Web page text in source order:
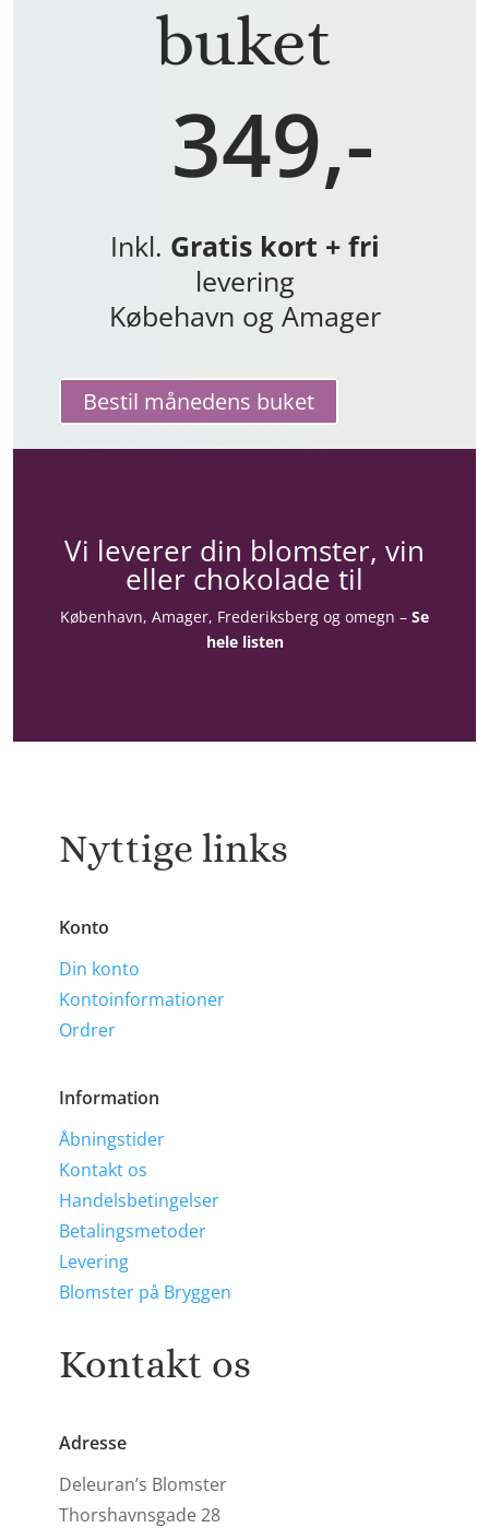
buket
349,-
Inkl. Gratis kort + fri
levering
Købehavn og Amager
Bestil månedens buket
Vi leverer din blomster, vin
eller chokolade til
København, Amager, Frederiksberg og omegn – Se
hele listen
Nyttige links
Konto
Din konto
Kontoinformationer
Ordrer
Information
Åbningstider
Kontakt os
Handelsbetingelser
Betalingsmetoder
Levering
Blomster på Bryggen
Kontakt os
Adresse
Deleuran’s Blomster
Thorshavnsgade 28